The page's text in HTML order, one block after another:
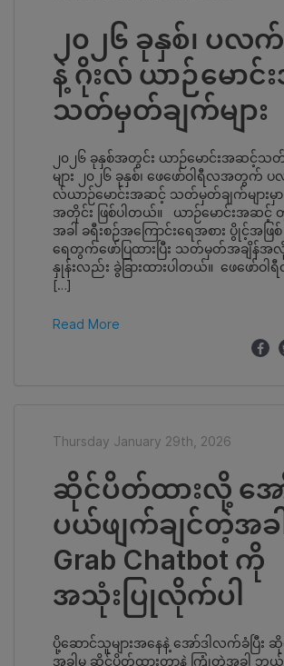
၂၀၂၆ ခုနှစ်၊ ပလ
နဲ့ ဂိုးလ် ယာဉ်မော
သတ်မှတ်ချက်များ
၂၀၂၆ ခုနှစ်အတွင်း ယာဉ်မောင်းအဆင့်သ
များ ၂၀၂၆ ခုနှစ်၊ ‌ဖေဖော်ဝါရီလအတွက်
လ်ယာဉ်မောင်းအဆင့် သတ်မှတ်ချက်များမှာ
အတိုင်း ဖြစ်ပါတယ်။ ယာဉ်မောင်းအဆ
အခါ ခရီးစဉ်အကြောင်းရေအစား ပွိုင့်အဖြ
ရေတွက်ဖော်ပြထားပြီး သတ်မှတ်အချိန်
နှုန်းလည်း ခွဲခြားထားပါတယ်။ ဖေဖော်
[…]
Read More
Thursday January 29th, 2026
ဆိုင်ပိတ်ထားလို့ အော်
ပယ်ဖျက်ချင်တဲ့အခါ
Grab Chatbot ကို
အသုံးပြုလိုက်ပါ
ပို့ဆောင်သူများအနေနဲ့ အော်ဒါလက်ခံပြီး
အခါမှ ဆိုင်ပိတ်ထားတာနဲ့ ကြုံတဲ့အခါ ဘ